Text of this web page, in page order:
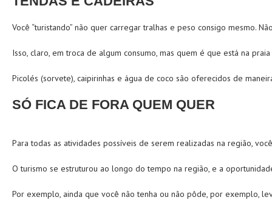
Você “turistando” não quer carregar tralhas e peso consigo mesmo.
Isso, claro, em troca de algum consumo, mas quem é que está na
Picolés (sorvete), caipirinhas e água de coco são oferecidos de
SÓ FICA DE FORA QUEM QUER
Para todas as atividades possíveis de serem realizadas na região,
O turismo se estruturou ao longo do tempo na região, e a
Por exemplo, ainda que você não tenha ou não pôde, por exemplo,